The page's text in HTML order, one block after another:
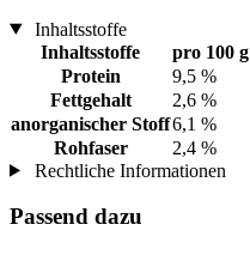
Inhaltsstoffe
Inhaltsstoffe
pro 100 g
Protein
9,5 %
Fettgehalt
2,6 %
anorganischer Stoff6,1 %
Rohfaser
2,4 %
Rechtliche Informationen
Passend dazu